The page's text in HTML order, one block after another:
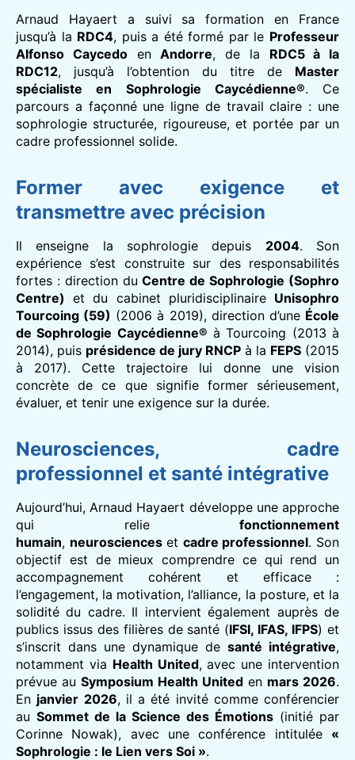
Arnaud Hayaert a suivi sa formation en France
jusqu’à la RDC4, puis a été formé par le Professeur
Alfonso CaycedoenAndorre, de la RDC5 à la
RDC12, jusqu’à l’obtention du titre de Master
spécialiste en Sophrologie Caycédienne®. Ce
parcours a façonné une ligne de travail claire : une
sophrologie structurée, rigoureuse, et portée par un
cadre professionnel solide.
Former avec exigence et
transmettre avec précision
Il enseigne la sophrologie depuis 2004. Son
expérience s’est construite sur des responsabilités
fortes : direction duCentre de Sophrologie (Sophro
Centre) et du cabinet pluridisciplinaire Unisophro
Tourcoing (59) (2006 à 2019), direction d’une École
de Sophrologie Caycédienne® à Tourcoing (2013 à
2014), puis présidence de jury RNCP à la FEPS (2015
à 2017). Cette trajectoire lui donne une vision
concrète de ce que signifie former sérieusement,
évaluer, et tenir une exigence sur la durée.
Neurosciences, cadre
professionnel et santé intégrative
Aujourd’hui, Arnaud Hayaert développe une approche
qui relie fonctionnement
humain, neuroscienceset cadre professionnel. Son
objectif est de mieux comprendre ce qui rend un
accompagnement cohérent et efficace :
l’engagement, la motivation, l’alliance, la posture, et la
solidité du cadre. Il intervient également auprès de
publics issus des filières de santé (IFSI, IFAS, IFPS) et
s’inscrit dans une dynamique de santé intégrative,
notamment via Health United, avec une intervention
prévue au Symposium Health United en mars 2026.
En janvier 2026, il a été invité comme conférencier
au Sommet de la Science des Émotions (initié par
Corinne Nowak), avec une conférence intitulée «
Sophrologie : le Lien vers Soi ».